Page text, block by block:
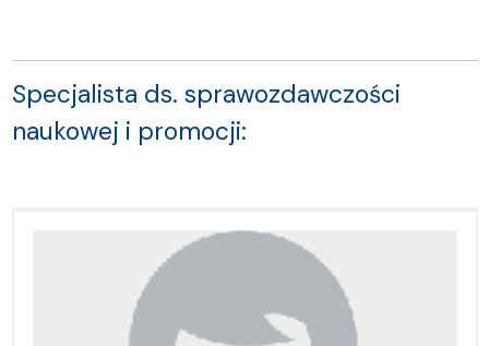
Specjalista ds. sprawozdawczości
naukowej i promocji: